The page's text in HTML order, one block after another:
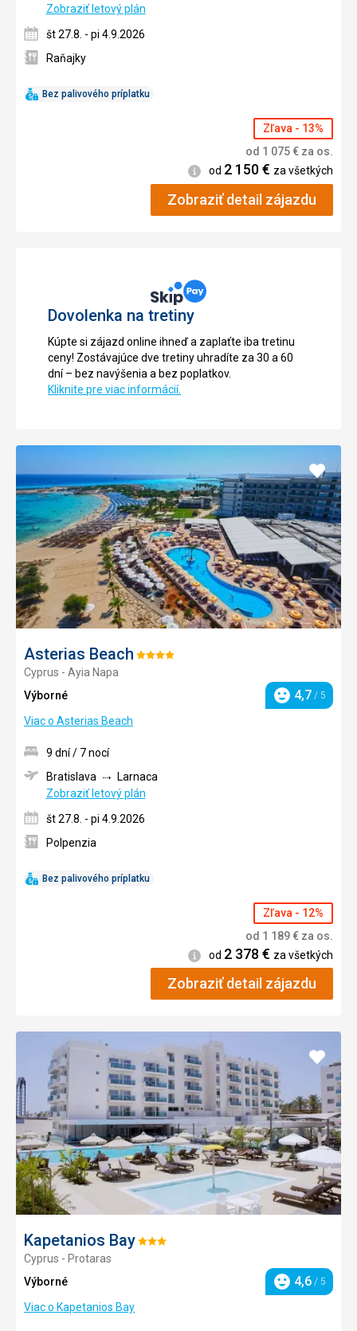
Bez palivového príplatku
Zobraziť letový plán
št 27.8. - pi 4.9.2026
Raňajky
Zľava - 13%
od 1 075€ za os.
Informácie
od 2 150€ za všetkých
Zobraziť detail zájazdu
Dovolenka na tretiny
Kúpte si zájazd online ihneď a zaplaťte iba tretinu
ceny! Zostávajúce dve tretiny uhradíte za 30 a 60
dní – bez navýšenia a bez poplatkov.
Kliknite pre viac informácií.
Asterias Beach Hodnotenie:
Cyprus - Ayia Napa
Výborné
Hodnotenie
4,7 / 5
Viac o Asterias Beach
Pridať
do
Bez palivového príplatku
9 dní / 7 nocí
Bratislava
Larnaca
Zobraziť letový plán
št 27.8. - pi 4.9.2026
Polpenzia
Zľava - 12%
od 1 189€ za os.
Informácie
od 2 378 € za všetkých
Zobraziť detail zájazdu
Kapetanios BayHodnotenie:
Cyprus - Protaras
Výborné
Hodnotenie
4,6 / 5
Viac o Kapetanios Bay
Pridať
do